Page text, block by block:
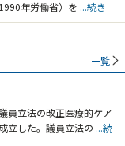
年労働省）を ...続き
一覧
員立法の改正医療的ケア
立した。議員立法の ...続